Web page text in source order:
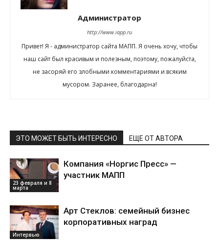
Администратор
http://www.iapp.ru
Привет! Я - администратор сайта МАПП. Я очень хочу, чтобы
наш сайт был красивым и полезным, поэтому, пожалуйста,
не засоряй его злобными комментариями и всяким
мусором. Заранее, благодарна!
ЭТО МОЖЕТ БЫТЬ ИНТЕРЕСНО ЕЩЕ ОТ АВТОРА
23 февраля и 8
марта
Компания «Норгис Пресс» —
участник МАПП
Интервью
Арт Стеклов: семейный бизнес
корпоративных наград